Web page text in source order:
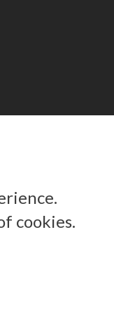
cookies.